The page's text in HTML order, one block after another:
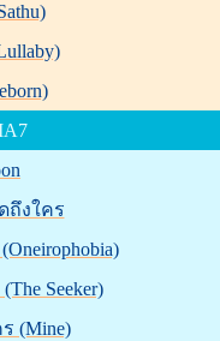
ถึงใคร
Seeker)
(Mine)